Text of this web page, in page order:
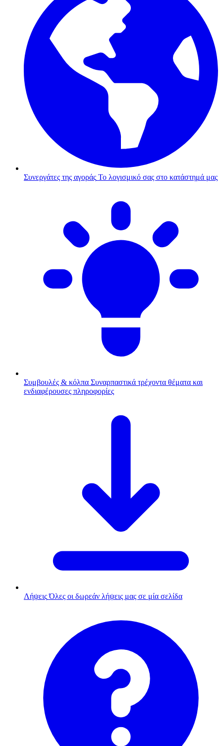
Συνεργάτες της αγοράς Το λογισμικό σας στο κατάστημά μας
Συμβουλές & κόλπα Συναρπαστικά τρέχοντα θέματα και
ενδιαφέρουσες πληροφορίες
Λήψεις Όλες οι δωρεάν λήψεις μας σε μία σελίδα